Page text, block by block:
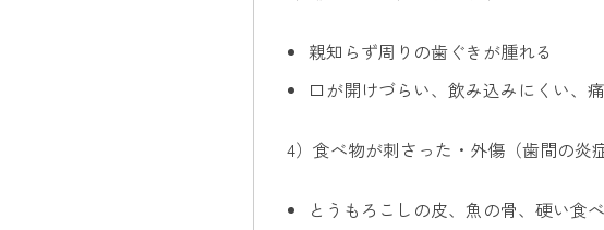
親知らず周りの歯ぐきが腫れる
口が開けづらい、飲み込みにくい、
4）食べ物が刺さった・外傷（歯間の炎症
とうもろこしの皮、魚の骨、硬い食